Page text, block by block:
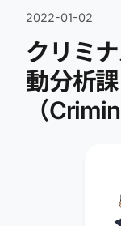
2022-01-02
クリミ
動分析
（